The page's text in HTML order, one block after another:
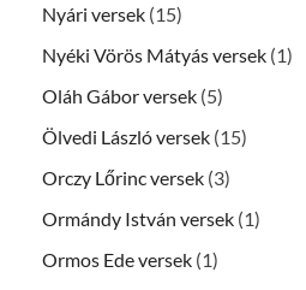
Nyári versek (15)
Nyéki Vörös Mátyás versek (1)
Oláh Gábor versek (5)
Ölvedi László versek (15)
Orczy Lőrinc versek (3)
Ormándy István versek (1)
Ormos Ede versek (1)